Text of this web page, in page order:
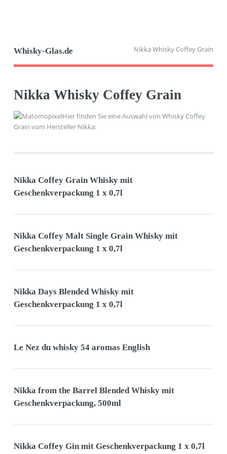
Whisky-Glas.de Nikka Whisky Coffey Grain
Nikka Whisky Coffey Grain
Hier finden Sie eine Auswahl von Whisky Coffey
Grain vom Hersteller Nikka:
Nikka Coffey Grain Whisky mit
Geschenkverpackung 1 x 0,7l
Nikka Coffey Malt Single Grain Whisky mit
Geschenkverpackung 1 x 0,7l
Nikka Days Blended Whisky mit
Geschenkverpackung 1 x 0,7l
Le Nez du whisky 54 aromas English
Nikka from the Barrel Blended Whisky mit
Geschenkverpackung, 500ml
Nikka Coffey Gin mit Geschenkverpackung 1 x 0,7l